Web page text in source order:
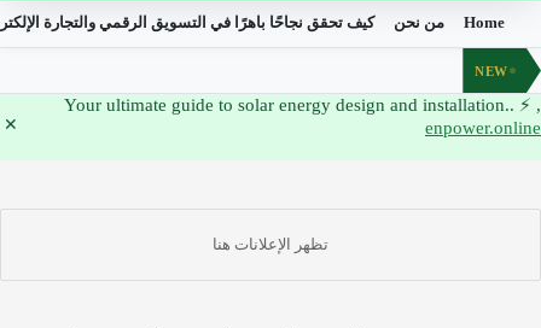
Home من نحن كيف تحقق نجاحًا باهرًا في التسويق الرقمي والتجارة
NEW
, ⚡ Your ultimate guide to solar energy design and installation..
enpower.online